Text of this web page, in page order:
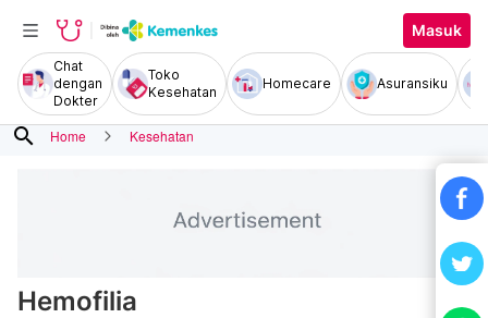
Masuk
Chat
dengan
Dokter
Toko
Kesehatan
Homecare Asuransiku
search Home Kesehatan
Hemofilia